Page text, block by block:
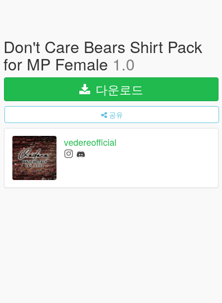
Don't Care Bears Shirt Pack
for MP Female 1.0
다운로드
공유
vedereofficial